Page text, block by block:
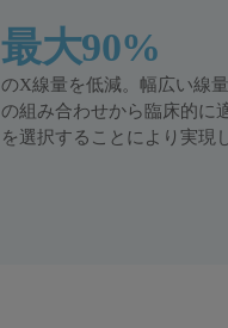
最大90%
のX線量を低減。幅広い線
の組み合わせから臨床的に
を選択することにより実現